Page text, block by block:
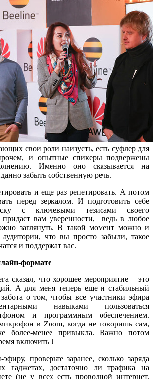
свои роли наизусть, есть суфлер для
и опытные спикеры подвержены
Именно оно сказывается на
забыть собственную речь.
и еще раз репетировать. А потом
перед зеркалом. И подготовить себе
с ключевыми тезисами своего
вам уверенности, ведь в любое
заглянуть. В такой момент можно и
аудитории, что вы просто забыли, такое
и поддержат вас.
формате
сказал, что хорошее мероприятие – это
А для меня теперь еще и стабильный
о том, чтобы все участники эфира
навыками пользоваться
и программным обеспечением.
в Zoom, когда не говоришь сам,
более-менее привыкла. Важно потом
включить J
проверьте заранее, сколько заряда
гаджетах, достаточно ли трафика на
(не у всех есть проводной интернет,